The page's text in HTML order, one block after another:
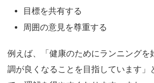
目標を共有する
周囲の意見を尊重する
例えば、「健康のためにランニングを
調が良くなることを目指しています」